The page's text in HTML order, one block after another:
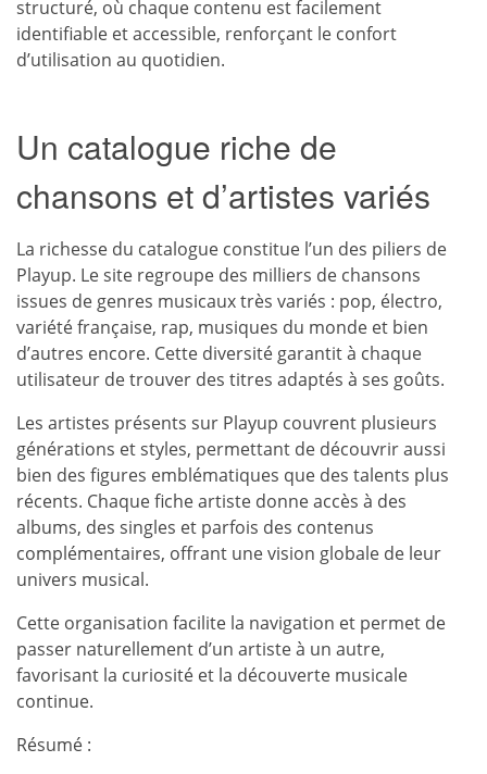
structuré, où chaque contenu est facilement
identifiable et accessible, renforçant le confort
d’utilisation au quotidien.
Un catalogue riche de
chansons et d’artistes variés
La richesse du catalogue constitue l’un des piliers de
Playup. Le site regroupe des milliers de chansons
issues de genres musicaux très variés : pop, électro,
variété française, rap, musiques du monde et bien
d’autres encore. Cette diversité garantit à chaque
utilisateur de trouver des titres adaptés à ses goûts.
Les artistes présents sur Playup couvrent plusieurs
générations et styles, permettant de découvrir aussi
bien des figures emblématiques que des talents plus
récents. Chaque fiche artiste donne accès à des
albums, des singles et parfois des contenus
complémentaires, offrant une vision globale de leur
univers musical.
Cette organisation facilite la navigation et permet de
passer naturellement d’un artiste à un autre,
favorisant la curiosité et la découverte musicale
continue.
Résumé :